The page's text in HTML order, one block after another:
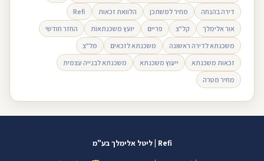
דירה בהנחה
מחיר למשתכן הלוואת זכאות
Refi
אור אלימלך
קל"צ פריים יועץ משכנתאות
החזר חודשי
משכנתא לדירה ראשונה
משכנתא לזכאים
מל"צ
זכאות משכנתא
ייעוץ משכנתא
משכנתא לבנייה עצמית
מחיר מטרה
Refi | ליטל אלימלך בע"מ